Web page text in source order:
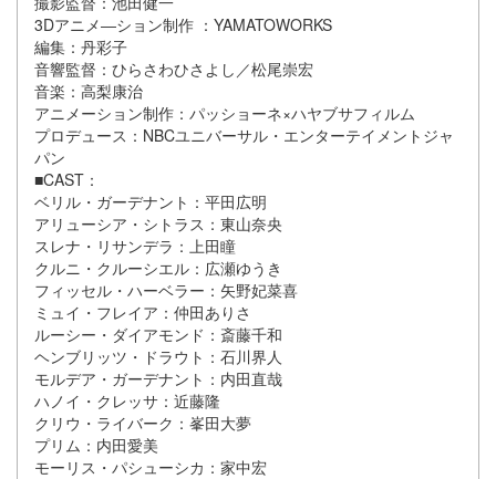
3Dアニメ―ション制作 ：YAMATOWORKS
編集：丹彩子
音響監督：ひらさわひさよし／松尾崇宏
音楽：高梨康治
アニメーション制作：パッショーネ×ハヤブサフィルム
プロデュース：NBCユニバーサル・エンターテイメントジャ
パン
■CAST：
ベリル・ガーデナント：平田広明
アリューシア・シトラス：東山奈央
スレナ・リサンデラ：上田瞳
クルニ・クルーシエル：広瀬ゆうき
フィッセル・ハーベラー：矢野妃菜喜
ミュイ・フレイア：仲田ありさ
ルーシー・ダイアモンド：斎藤千和
ヘンブリッツ・ドラウト：石川界人
モルデア・ガーデナント：内田直哉
ハノイ・クレッサ：近藤隆
クリウ・ライバーク：峯田大夢
プリム：内田愛美
モーリス・パシューシカ：家中宏